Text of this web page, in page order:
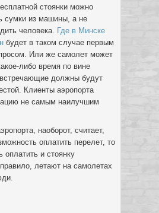
стоянки можно
сумки из машины, а не
человека. Где в Минске
будет в таком случае первым
Или же самолет может
либо время по вине
должны будут
Клиенты аэропорта
не самым наилучшим
наоборот, считает,
оплатить перелет, то
оплатить и стоянку
летают на самолетах